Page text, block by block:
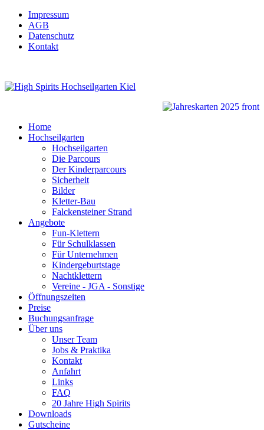
Impressum
AGB
Datenschutz
Kontakt
Home
Hochseilgarten
Hochseilgarten
Die Parcours
Der Kinderparcours
Sicherheit
Bilder
Kletter-Bau
Falckensteiner Strand
Angebote
Fun-Klettern
Für Schulklassen
Für Unternehmen
Kindergeburtstage
Nachtklettern
Vereine - JGA - Sonstige
Öffnungszeiten
Preise
Buchungsanfrage
Über uns
Unser Team
Jobs & Praktika
Kontakt
Anfahrt
Links
FAQ
20 Jahre High Spirits
Downloads
Gutscheine